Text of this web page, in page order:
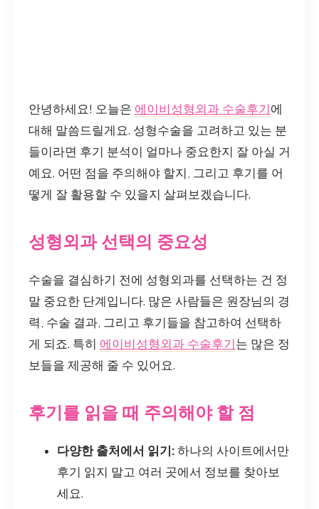
안녕하세요! 오늘은 에이비성형외과 수술후기 에
대해 말씀드릴게요. 성형수술을 고려하고 있는 분
들이라면 후기 분석이 얼마나 중요한지 잘 아실 거
예요. 어떤 점을 주의해야 할지, 그리고 후기를 어
떻게 잘 활용할 수 있을지 살펴보겠습니다.
성형외과 선택의 중요성
수술을 결심하기 전에 성형외과를 선택하는 건 정
말 중요한 단계입니다. 많은 사람들은 원장님의 경
력, 수술 결과, 그리고 후기들을 참고하여 선택하
게 되죠. 특히 에이비성형외과 수술후기는 많은 정
보들을 제공해 줄 수 있어요.
후기를 읽을 때 주의해야 할 점
다양한 출처에서 읽기: 하나의 사이트에서만
후기 읽지 말고 여러 곳에서 정보를 찾아보
세요.